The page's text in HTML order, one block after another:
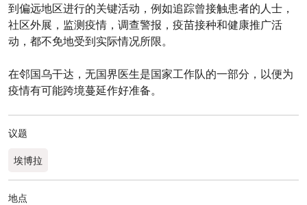
到偏远地区进行的关键活动，例如追踪曾接触患者的人士，
社区外展，监测疫情，调查警报，疫苗接种和健康推广活
动，都不免地受到实际情况所限。
在邻国乌干达，无国界医生是国家工作队的一部分，以便为
疫情有可能跨境蔓延作好准备。
议题
埃博拉
地点